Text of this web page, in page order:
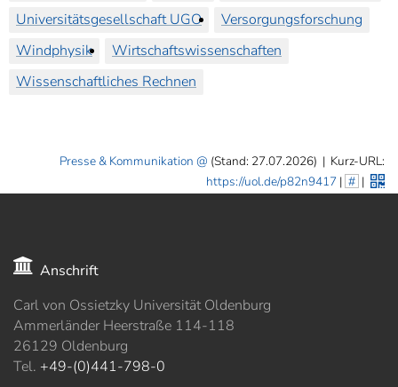
Universitätsgesellschaft UGO
Versorgungsforschung
Windphysik
Wirtschaftswissenschaften
Wissenschaftliches Rechnen
Presse & Kommunikation (Stand: 27.07.2026) | Kurz-URL:
https://uol.de/p82n9417 | # |
Anschrift
Carl von Ossietzky Universität Oldenburg
Ammerländer Heerstraße 114-118
26129 Oldenburg
Tel. +49-(0)441-798-0